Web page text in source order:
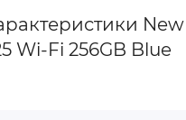
Wi-Fi 256GB Blue